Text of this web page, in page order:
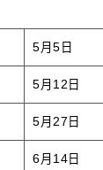
5月5日
5月12日
5月27日
6月14日